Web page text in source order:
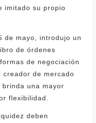
imitado su propio
de mayo, introdujo un
de órdenes
de negociación
de mercado
una mayor
flexibilidad.
deben